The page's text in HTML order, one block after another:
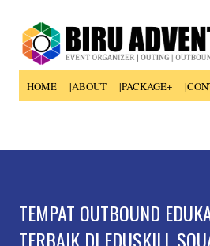
HOME |ABOUT |PACKAGE+
TEMPAT OUTBOUND
TERBAIK DI EDUSKILL